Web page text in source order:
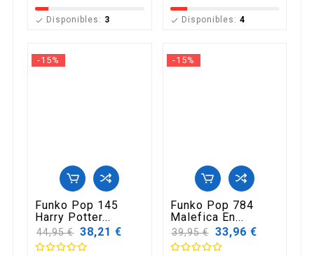
 Disponibles: 3  Disponibles: 4
-15%
Funko Pop 145
Harry Potter...
Precio
base
44,95 € 38,21 €
-15%
Funko Pop 784
Malefica En...
Precio
base
39,95 € 33,96 €